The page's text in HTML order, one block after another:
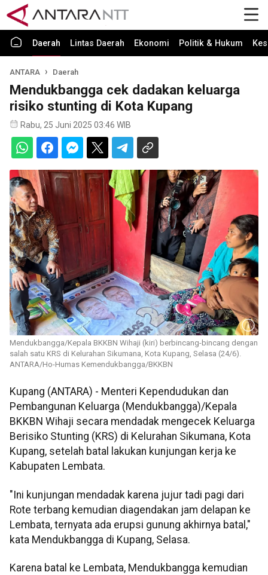
Daerah Lintas Daerah Ekonomi Politik & Hukum
ANTARA Daerah
Mendukbangga cek dadakan keluarga
risiko stunting di Kota Kupang
Rabu, 25 Juni 2025 03:46 WIB
Mendukbangga/Kepala BKKBN Wihaji (kiri) berbincang-bincang dengan
salah satu KRS di Kelurahan Sikumana, Kota Kupang, Selasa (24/6).
ANTARA/Ho-Humas Kemendukbangga/BKKBN
Kupang (ANTARA) - Menteri Kependudukan dan
Pembangunan Keluarga (Mendukbangga)/Kepala
BKKBN Wihaji secara mendadak mengecek Keluarga
Berisiko Stunting (KRS) di Kelurahan Sikumana, Kota
Kupang, setelah batal lakukan kunjungan kerja ke
Kabupaten Lembata.
"Ini kunjungan mendadak karena jujur tadi pagi dari
Rote terbang kemudian diagendakan jam delapan ke
Lembata, ternyata ada erupsi gunung akhirnya batal,"
kata Mendukbangga di Kupang, Selasa.
Karena batal ke Lembata, Mendukbangga kemudian